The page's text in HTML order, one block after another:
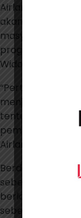
Airlangga
akan berlanjut
masyarakat
program-
Widodo.
“Pertama tentu
menjatuhkan
tentu kalau
pemerintah
Airlangga di
Berdasarkan
sebelumnya
berlaku pada 1
sebesar 12%